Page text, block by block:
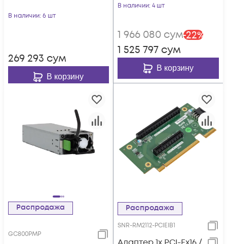
В наличии: 6 шт
269 293 сум
В корзину
В наличии: 4 шт
1 966 080 сум-22%
1 525 797 сум
В корзину
Распродажа
GC800PMP
Распродажа
SNR-RM2112-PCIEIB1